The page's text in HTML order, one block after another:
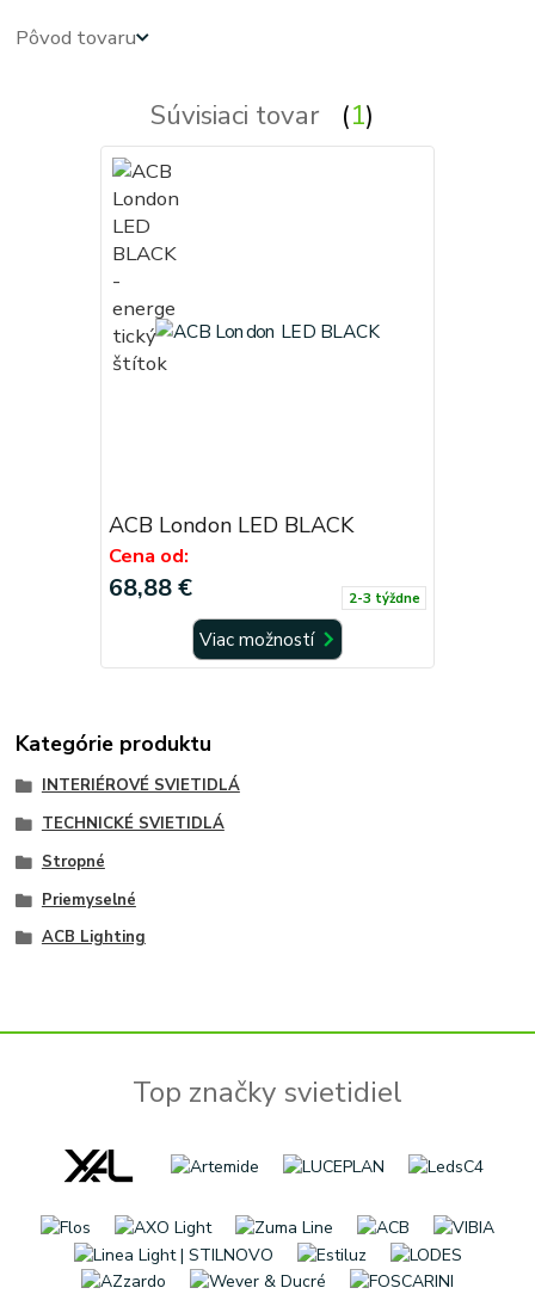
Pôvod tovaru
Súvisiaci tovar 1
ACB London LED BLACK
Cena od:
68,88 € 2-3 týždne
Viac možností
Kategórie produktu
INTERIÉROVÉ SVIETIDLÁ
TECHNICKÉ SVIETIDLÁ
Stropné
Priemyselné
ACB Lighting
Top značky svietidiel